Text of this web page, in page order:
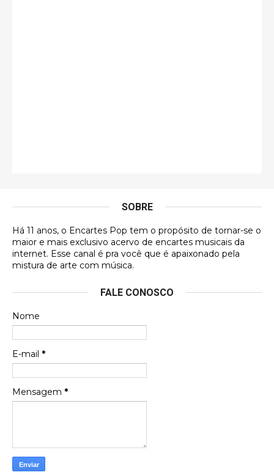
DVD MIDINHO
Francierton
futuras aquisições, e olhando o encarte aqui, me
Francierton
Espero que tenham sentido minha falta, informo
que estou de volta para trazer mais contribuições
SOBRE
Há 11 anos, o Encartes Pop tem o propósito de tornar-se o
maior e mais exclusivo acervo de encartes musicais da
internet. Esse canal é pra você que é apaixonado pela
mistura de arte com música.
FALE CONOSCO
Nome
E-mail *
Mensagem *